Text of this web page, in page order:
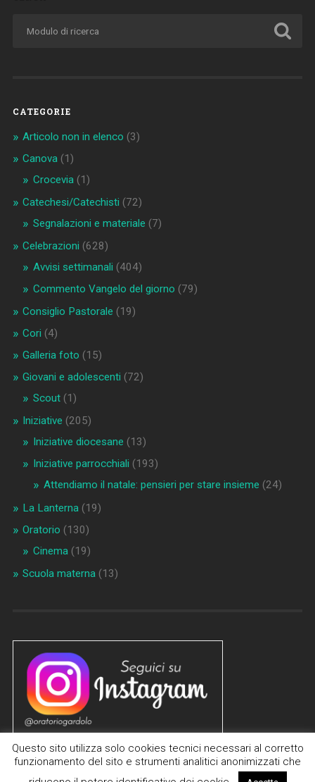
CATEGORIE
Articolo non in elenco (3)
Canova(1)
Crocevia(1)
Catechesi/Catechisti (72)
Segnalazioni e materiale (7)
Celebrazioni (628)
Avvisi settimanali (404)
Commento Vangelo del giorno (79)
Consiglio Pastorale (19)
Cori (4)
Galleria foto (15)
Giovani e adolescenti (72)
Scout(1)
Iniziative (205)
Iniziative diocesane (13)
Iniziative parrocchiali (193)
Attendiamo il natale: pensieri per stare insieme (24)
La Lanterna(19)
Oratorio (130)
Cinema(19)
Scuola materna(13)
Questo sito utilizza solo cookies tecnici necessari al corretto
funzionamento del sito e strumenti analitici anonimizzati che